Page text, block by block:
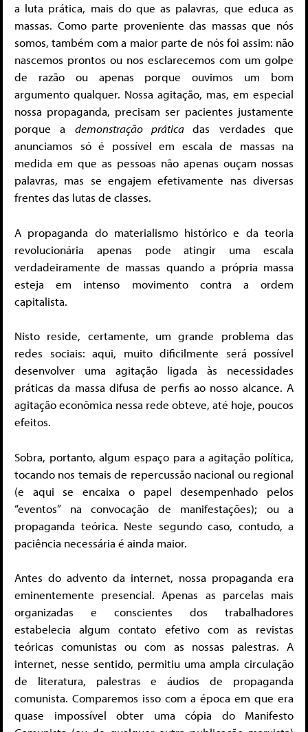
a luta prática, mais do que as palavras, que educa as
massas. Como parte proveniente das massas que nós
somos, também com a maior parte de nós foi assim: não
nascemos prontos ou nos esclarecemos com um golpe
de razão ou apenas porque ouvimos um bom
argumento qualquer. Nossa agitação, mas, em especial
nossa propaganda, precisam ser pacientes justamente
porque a demonstração práticadas verdades que
anunciamos só é possível em escala de massas na
medida em que as pessoas não apenas ouçam nossas
palavras, mas se engajem efetivamente nas diversas
frentes das lutas de classes.
A propaganda do materialismo histórico e da teoria
revolucionária apenas pode atingir uma escala
verdadeiramente de massas quando a própria massa
esteja em intenso movimento contra a ordem
capitalista.
Nisto reside, certamente, um grande problema das
redes sociais: aqui, muito dificilmente será possível
desenvolver uma agitação ligada às necessidades
práticas da massa difusa de perfis ao nosso alcance. A
agitação econômica nessa rede obteve, até hoje, poucos
efeitos.
Sobra, portanto, algum espaço para a agitação política,
tocando nos temais de repercussão nacional ou regional
(e aqui se encaixa o papel desempenhado pelos
“eventos” na convocação de manifestações); ou a
propaganda teórica. Neste segundo caso, contudo, a
paciência necessária é ainda maior.
Antes do advento da internet, nossa propaganda era
eminentemente presencial. Apenas as parcelas mais
organizadas e conscientes dos trabalhadores
estabelecia algum contato efetivo com as revistas
teóricas comunistas ou com as nossas palestras. A
internet, nesse sentido, permitiu uma ampla circulação
de literatura, palestras e áudios de propaganda
comunista. Comparemos isso com a época em que era
quase impossível obter uma cópia do Manifesto